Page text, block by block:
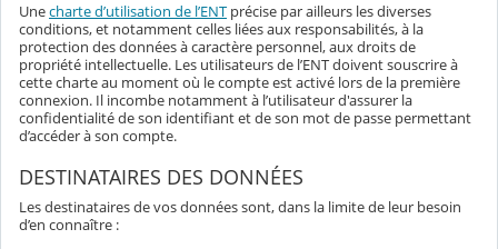
Unecharte d’utilisation de l’ENT précise par ailleurs les diverses
conditions, et notamment celles liées aux responsabilités, à la
protection des données à caractère personnel, aux droits de
propriété intellectuelle. Les utilisateurs de l’ENT doivent souscrire à
cette charte au moment où le compte est activé lors de la première
connexion. Il incombe notamment à l’utilisateur d'assurer la
confidentialité de son identifiant et de son mot de passe permettant
d’accéder à son compte.
DESTINATAIRES DES DONNÉES
Les destinataires de vos données sont, dans la limite de leur besoin
d’en connaître :